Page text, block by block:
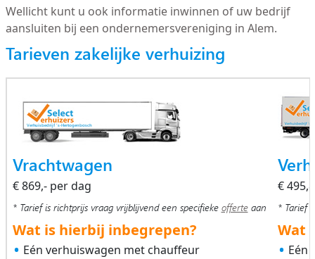
Wellicht kunt u ook informatie inwinnen of uw bedrijf
aansluiten bij een ondernemersvereniging in Alem.
Tarieven zakelijke verhuizing
Vrachtwagen
€ 869,- per dag
* Tarief is richtprijs vraag vrijblijvend een specifieke offerteaan
Wat is hierbij inbegrepen?
Eén verhuiswagen met chauffeur
€
* Tarief
Wat
Eén